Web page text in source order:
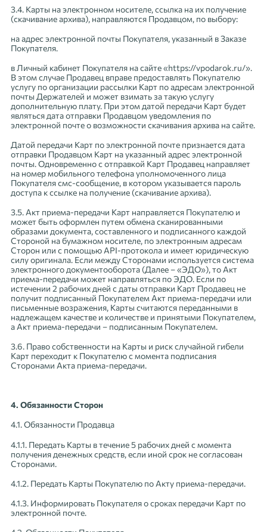
3.4. Карты на электронном носителе, ссылка на их получение
(скачивание архива), направляются Продавцом, по выбору:
на адрес электронной почты Покупателя, указанный в Заказе
Покупателя.
в Личный кабинет Покупателя на сайте «https://vpodarok.ru/».
В этом случае Продавец вправе предоставлять Покупателю
услугу по организации рассылки Карт по адресам электронной
почты Держателей и может взимать за такую услугу
дополнительную плату. При этом датой передачи Карт будет
являться дата отправки Продавцом уведомления по
электронной почте о возможности скачивания архива на сайте.
Датой передачи Карт по электронной почте признается дата
отправки Продавцом Карт на указанный адрес электронной
почты. Одновременно с отправкой Карт Продавец направляет
на номер мобильного телефона уполномоченного лица
Покупателя смс-сообщение, в котором указывается пароль
доступа к ссылке на получение (скачивание архива).
3.5. Акт приема-передачи Карт направляется Покупателю и
может быть оформлен путем обмена сканированными
образами документа, составленного и подписанного каждой
Стороной на бумажном носителе, по электронным адресам
Сторон или с помощью API-протокола и имеет юридическую
силу оригинала. Если между Сторонами используется система
электронного документооборота (Далее – «ЭДО»), то Акт
приема-передачи может направляться по ЭДО. Если по
истечении 2 рабочих дней с даты отправки Карт Продавец не
получит подписанный Покупателем Акт приема-передачи или
письменные возражения, Карты считаются переданными в
надлежащем качестве и количестве и принятыми Покупателем,
а Акт приема-передачи – подписанным Покупателем.
3.6. Право собственности на Карты и риск случайной гибели
Карт переходит к Покупателю с момента подписания
Сторонами Акта приема-передачи.
4. Обязанности Сторон
4.1. Обязанности Продавца
4.1.1. Передать Карты в течение 5 рабочих дней с момента
получения денежных средств, если иной срок не согласован
Сторонами.
4.1.2. Передать Карты Покупателю по Акту приема-передачи.
4.1.3. Информировать Покупателя о сроках передачи Карт по
электронной почте.